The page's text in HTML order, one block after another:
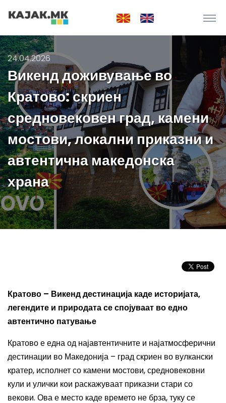
24.04.2026
Викенд доживување во
Кратово: скриен
средновековен град, камени
мостови, локални приказни и
автентична македонска
храна
Кратово – Викенд дестинација каде историјата,
легендите и природата се спојуваат во едно
автентично патување
Кратово е една од најавтентичните и најатмосферични
дестинации во Македонија – град скриен во вулкански
кратер, исполнет со камени мостови, средновековни
кули и улички кои раскажуваат приказни стари со
векови. Ова е место каде времето не брза, туку се